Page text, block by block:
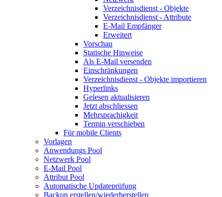
Verzeichnisdienst - Objekte
Verzeichnisdienst - Attribute
E-Mail Empfänger
Erweitert
Vorschau
Statische Hinweise
Als E-Mail versenden
Einschränkungen
Verzeichnisdienst - Objekte importieren
Hyperlinks
Gelesen aktualisieren
Jetzt abschliessen
Mehrsprachigkeit
Termin verschieben
Für mobile Clients
Vorlagen
Anwendungs Pool
Netzwerk Pool
E-Mail Pool
Attribut Pool
Automatische Updateprüfung
Backup erstellen/wiederherstellen